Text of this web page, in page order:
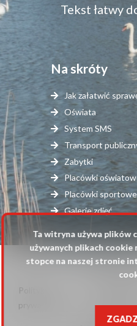
Tekst łatwy
Na skróty
Jak załatwić
Oświata
System SMS
Transport
Zabytki
Placówki
Placówki sportowe
Galerie zdjęć
© 2025 Urząd
Stopka
Polityka
prywatności
strony
Ta witryna używa plików
używanych plikach cookie
stopce na naszej stronie